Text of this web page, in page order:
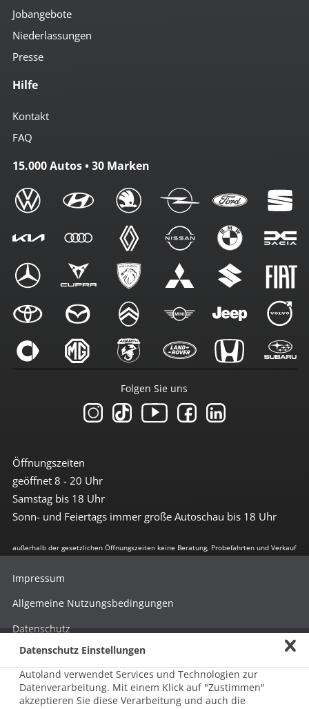
Jobangebote
Niederlassungen
Presse
Hilfe
Kontakt
FAQ
15.000 Autos • 30 Marken
Öffnungszeiten
geöffnet 8 - 20 Uhr
Samstag bis 18 Uhr
Sonn- und Feiertags immer große Autoschau bis 18 Uhr
Folgen Sie uns
außerhalb der gesetzlichen Öffnungszeiten keine Beratung, Probefahrten und Verkauf
Impressum
Allgemeine Nutzungsbedingungen
Datenschutz
Hinweisgebersystem nach HinSchG
Beschwerde nach LkSG
Grundsatzerklärung zum LkSG
Datenschutz Einstellungen
Autoland verwendet Services und Technologien zur
Datenverarbeitung. Mit einem Klick auf "Zustimmen"
akzeptieren Sie diese Verarbeitung und auch die